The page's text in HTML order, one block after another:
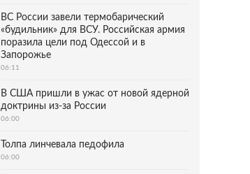
ВС России завели термобарический
«будильник» для ВСУ. Российская армия
поразила цели под Одессой и в
Запорожье
06:11
В США пришли в ужас от новой ядерной
доктрины из-за России
06:00
Толпа линчевала педофила
06:00